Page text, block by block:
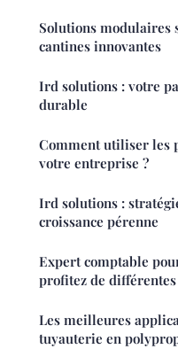
Solutions modulaires
cantines innovantes
Ird solutions : votre
durable
Comment utiliser les
votre entreprise ?
Ird solutions :
croissance pérenne
Expert comptable
profitez de
Les meilleures
tuyauterie en